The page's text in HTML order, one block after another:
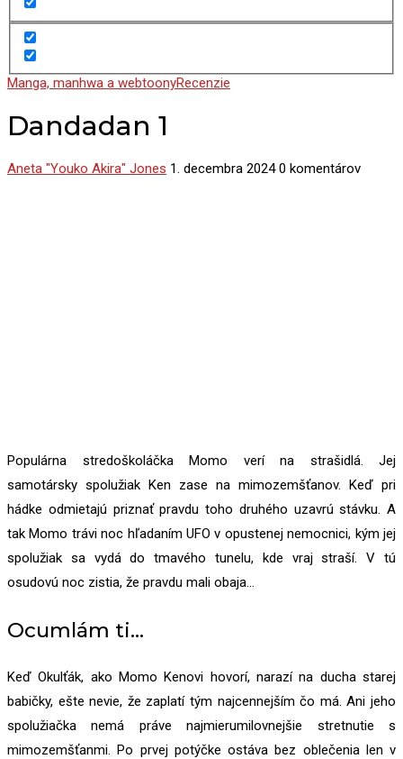
Manga, manhwa a webtoonyRecenzie
Dandadan 1
Aneta "Youko Akira" Jones 1. decembra 2024 0 komentárov
Populárna stredoškoláčka Momo verí na strašidlá. Jej
samotársky spolužiak Ken zase na mimozemšťanov. Keď pri
hádke odmietajú priznať pravdu toho druhého uzavrú stávku. A
tak Momo trávi noc hľadaním UFO v opustenej nemocnici, kým jej
spolužiak sa vydá do tmavého tunelu, kde vraj straší. V tú
osudovú noc zistia, že pravdu mali obaja…
Ocumlám ti…
Keď Okulťák, ako Momo Kenovi hovorí, narazí na ducha starej
babičky, ešte nevie, že zaplatí tým najcennejším čo má. Ani jeho
spolužiačka nemá práve najmierumilovnejšie stretnutie s
mimozemšťanmi. Po prvej potýčke ostáva bez oblečenia len v